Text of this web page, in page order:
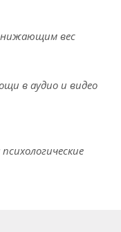
вес
в аудио и видео